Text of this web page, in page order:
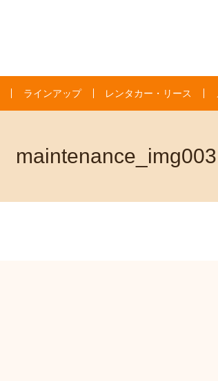
ラインアップ レンタカー・リース
maintenance_img003